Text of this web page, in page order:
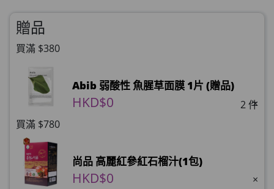
贈品
買滿 $380
2 件
Abib 弱酸性 魚腥草面膜 1片 (贈品)
HKD$0
×
買滿 $780
尚品 高麗紅參紅石榴汁(1包)
HKD$0 ×